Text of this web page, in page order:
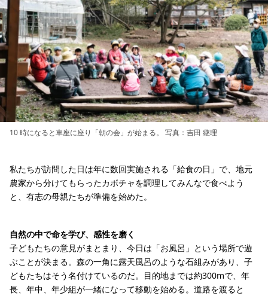
10 時になると車座に座り「朝の会」が始まる。 写真：吉田 継理
私たちが訪問した日は年に数回実施される「給食の日」で、地元
農家から分けてもらったカボチャを調理してみんなで食べよう
と、有志の母親たちが準備を始めた。
自然の中で命を学び、感性を磨く
子どもたちの意見がまとまり、今日は「お風呂」という場所で遊
ぶことが決まる。森の一角に露天風呂のような石組みがあり、子
どもたちはそう名付けているのだ。目的地までは約300mで、年
長、年中、年少組が一緒になって移動を始める。道路を渡ると